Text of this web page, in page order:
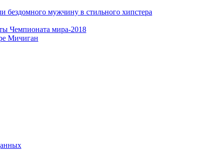
бездомного мужчину в стильного хипстера
Чемпионата мира-2018
Мичиган